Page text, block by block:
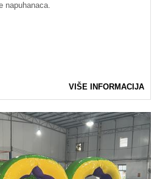
napuhanaca.
VIŠE INFORMACIJA